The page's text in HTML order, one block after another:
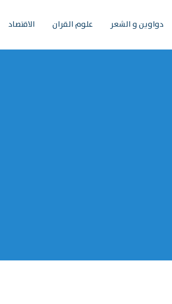
دواوين و الشعر علوم القران الاقتصاد